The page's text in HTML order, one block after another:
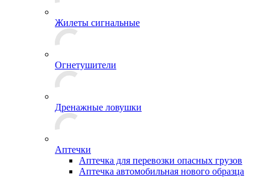
Жилеты сигнальные
Огнетушители
Дренажные ловушки
Аптечки
Аптечка для перевозки опасных грузов
Аптечка автомобильная нового образца